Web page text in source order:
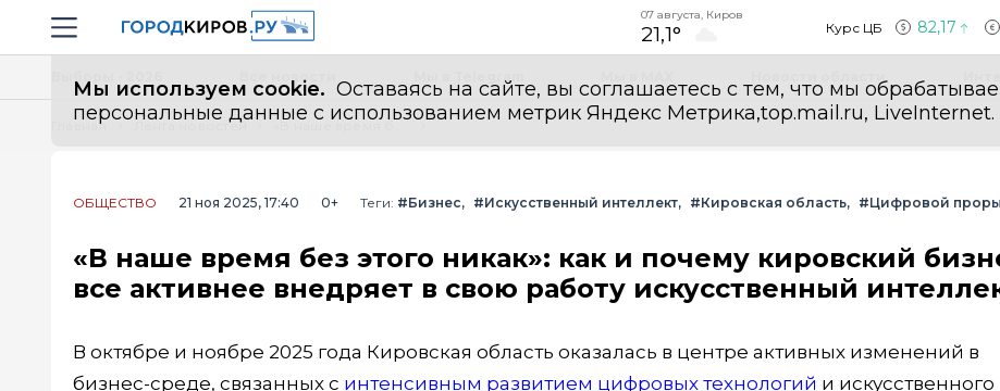
Навигация сайта
07 августа, Киров
21,1° Курс ЦБ 82,17
Мы используем cookie. Оставаясь на сайте, вы соглашаетесь с тем, что мы
персональные данные с использованием метрик Яндекс Метрика,top.mail.ru, LiveInternet.
Все новости
Главная Лента новостей
ОБЩЕСТВО 21 ноя 2025, 17:40 0+ Теги: #Бизнес #Искусственный интеллект #Кировская область #Цифровой
«В наше время без этого никак»: как и почему кировский
все активнее внедряет в свою работу искусственный
В октябре и ноябре 2025 года Кировская область оказалась в центре активных изменений в
бизнес-среде, связанных с интенсивным развитием цифровых технологий и искусственного